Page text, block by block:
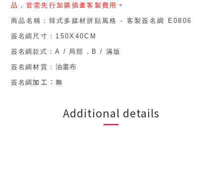
品，皆需先行加購插畫客製費用 。
商品名稱： 韓式多媒材拼貼風格 - 客製簽名綢 E0806
簽名綢 尺寸：150X40CM
簽名綢款式 ：A / 局部 ． B/ 滿版
簽名綢材質：油畫布
簽名綢加工：無
Additional details